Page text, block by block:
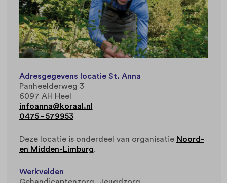
Adresgegevens locatie St. Anna
Panheelderweg 3
6097 AH Heel
infoanna@koraal.nl
0475 - 579953
Deze locatie is onderdeel van organisatie Noord-
en Midden-Limburg.
Werkvelden